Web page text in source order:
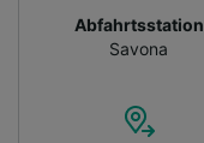
Abfahrtsstation
Savona